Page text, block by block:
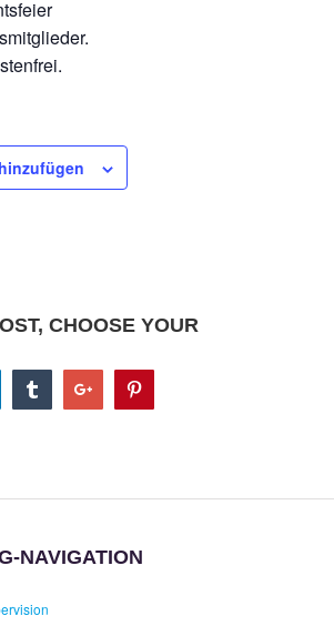
CHOOSE YOUR
TumblrGoogle+
NAVIGATION